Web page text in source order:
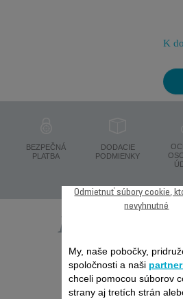
K
BEZPEČNÁ
PLATBA
DODACIE
PODMIENKY
Ďalšie
My, naše pobočky,
spoločnosti a naši
chceli pomocou súborov
strany aj tretích strán
Odmietnuť súbory cookie,
nevyhnutné